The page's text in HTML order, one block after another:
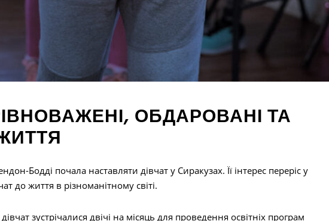
ОБДАРОВАНІ ТА
Бодді почала наставляти дівчат у Сиракузах. Її інтерес переріс у
до життя в різноманітному світі.
зустрічалися двічі на місяць для проведення освітніх програм